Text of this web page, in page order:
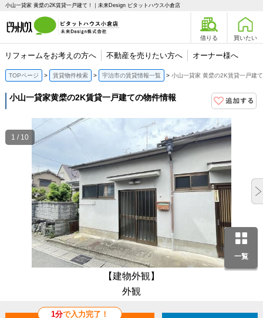
借りる 買いたい
リフォームをお考えの方へ 不動産を売りたい方へ オーナー様へ
小山一貸家 黄檗の2K賃貸一戸建て！｜未来Design ピタットハウス小倉店
TOPページ 賃貸物件検索 宇治市の賃貸情報一覧 小山一貸家 黄檗の2K賃貸一戸建て
小山一貸家黄檗の2K賃貸一戸建ての物件情報
一覧
【建物外観】
外観
1 / 10
1分で入力完了！